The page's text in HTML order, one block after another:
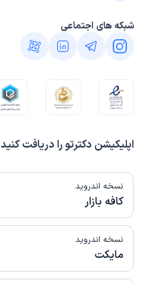
اپلیکیشن دکترتو را دریافت کنید
نسخه اندروید
کافه بازار
نسخه اندروید
مایکت
شبکه های اجتماعی